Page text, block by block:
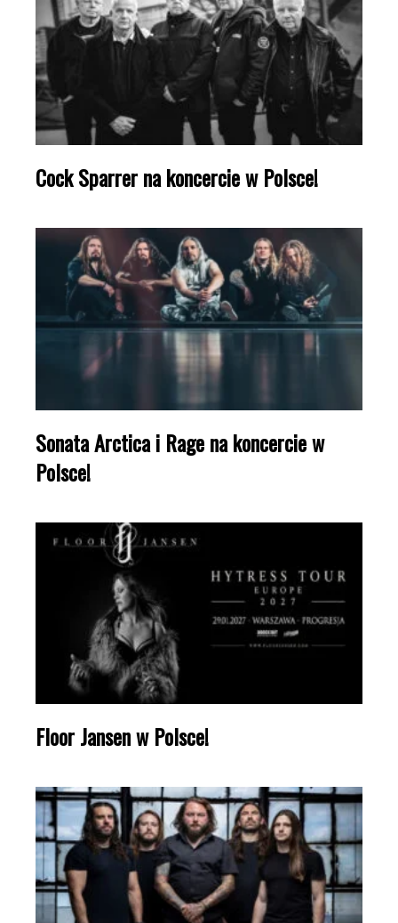
Cock Sparrer na koncercie w Polsce!
Sonata Arctica i Rage na koncercie w
Polsce!
Floor Jansen w Polsce!